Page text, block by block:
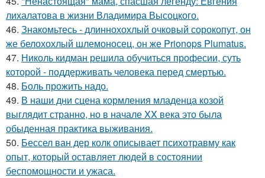
лихалатова в жизни Владимира Высоцкого.
46. Знакомьтесь - длиннохохлый очковый сорокопут, он
же белохохлый шлемоносец, он же Prionops Plumatus.
47. Николь кидман решила обучиться професии, суть
которой - поддерживать человека перед смертью.
48. Боль прожить надо.
49. В наши дни сцена кормления младенца козой
выглядит странно, но в начале XX века это была
обыденная практика выживания.
50. Бессел ван дер колк описывает психотравму как
опыт, который оставляет людей в состоянии
беспомощности и ужаса.